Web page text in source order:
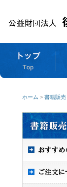
ホーム > 書籍販売